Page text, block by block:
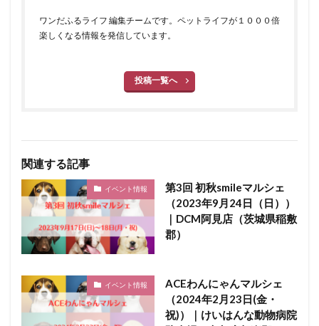
ワンだふるライフ 編集チームです。ペットライフが１０００倍
楽しくなる情報を発信しています。
投稿一覧へ
関連する記事
イベント情報
第3回 初秋smileマルシェ
（2023年9月24日（日））
｜DCM阿見店（茨城県稲敷
郡）
イベント情報
ACEわんにゃんマルシェ
（2024年2月23日(金・
祝)）｜けいはんな動物病院